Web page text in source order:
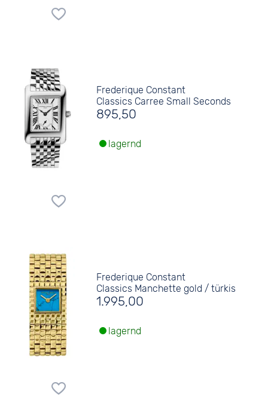
Frederique Constant
Classics Carree Small Seconds
895,50
lagernd
Frederique Constant
Classics Manchette gold / türkis
1.995,00
lagernd